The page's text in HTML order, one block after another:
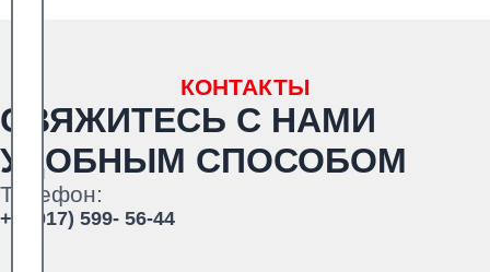
КОНТАКТЫ
СВЯЖИТЕСЬ С НАМИ
УДОБНЫМ СПОСОБОМ
Телефон:
+7 (917) 599- 56-44